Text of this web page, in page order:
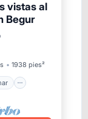
vistas al
Begur
1938 pies²
mar